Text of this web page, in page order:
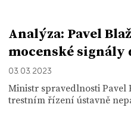
Analýza: Pavel
mocenské
03. 03. 2023
Ministr spravedlnosti Pavel
trestním řízení ústavně